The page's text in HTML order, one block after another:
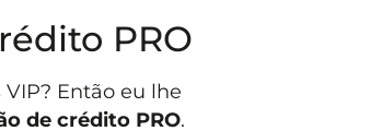
PRO
Então eu lhe
de crédito PRO.